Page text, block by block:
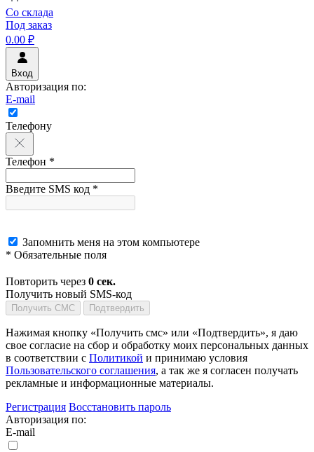
Со склада
Под заказ
0.00 ₽
Вход
Авторизация по:
E-mail
Телефону
Телефон *
Введите SMS код *
Запомнить меня на этом компьютере
* Обязательные поля
Повторить через 0 сек.
Получить новый SMS-код
Получить СМС Подтвердить
Нажимая кнопку «Получить смс» или «Подтвердить», я даю
свое согласие на сбор и обработку моих персональных данных
в соответствии с Политикой и принимаю условия
Пользовательского соглашения, а так же я согласен получать
рекламные и информационные материалы.
Регистрация Восстановить пароль
Авторизация по:
E-mail